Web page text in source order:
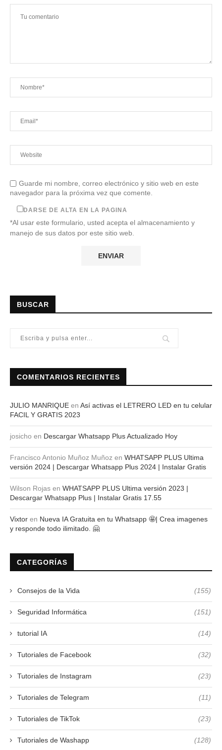
Guarde mi nombre, correo electrónico y sitio web en este
navegador para la próxima vez que comente.
DARSE DE ALTA EN LA PAGINA
*Al usar este formulario, usted acepta el almacenamiento y
manejo de sus datos por este sitio web.
BUSCAR
COMENTARIOS RECIENTES
JULIO MANRIQUE en Así activas el LETRERO LED en tu celular
FACIL Y GRATIS 2023
josicho en Descargar Whatsapp Plus Actualizado Hoy
Francisco Antonio Muñoz Muñoz en WHATSAPP PLUS Ultima
versión 2024 | Descargar Whatsapp Plus 2024 | Instalar Gratis
Wilson Rojas en WHATSAPP PLUS Ultima versión 2023 |
Descargar Whatsapp Plus | Instalar Gratis 17.55
Vixtor en Nueva IA Gratuita en tu Whatsapp 🤩| Crea imagenes
y responde todo ilimitado. 🤗
CATEGORÍAS
Consejos de la Vida (155)
Seguridad Informática (151)
tutorial IA (14)
Tutoriales de Facebook (32)
Tutoriales de Instagram (23)
Tutoriales de Telegram (11)
Tutoriales de TikTok (23)
Tutoriales de Washapp (128)